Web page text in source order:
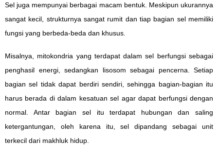
Sel juga mempunyai berbagai macam bentuk. Meskipun ukurannya
sangat kecil, strukturnya sangat rumit dan tiap bagian sel memiliki
fungsi yang berbeda-beda dan khusus.
Misalnya, mitokondria yang terdapat dalam sel berfungsi sebagai
penghasil energi, sedangkan lisosom sebagai pencerna. Setiap
bagian sel tidak dapat berdiri sendiri, sehingga bagian-bagian itu
harus berada di dalam kesatuan sel agar dapat berfungsi dengan
normal. Antar bagian sel itu terdapat hubungan dan saling
ketergantungan, oleh karena itu, sel dipandang sebagai unit
terkecil dari makhluk hidup.